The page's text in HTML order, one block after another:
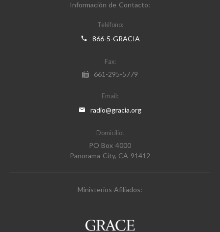
Información de Contacto:
Teléfono:
866-5-GRACIA
Fax:
661-295-5779
Email:
radio@gracia.org
Domicilio:
PO Box 4000
Panorama City, CA 91412
Ministerios Afiliados: